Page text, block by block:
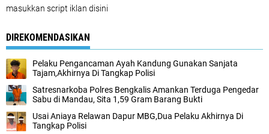
masukkan script iklan disini
DIREKOMENDASIKAN
Pelaku Pengancaman Ayah Kandung Gunakan Sanjata
Tajam,Akhirnya Di Tangkap Polisi
Satresnarkoba Polres Bengkalis Amankan Terduga Pengedar
Sabu di Mandau, Sita 1,59 Gram Barang Bukti
Usai Aniaya Relawan Dapur MBG,Dua Pelaku Akhirnya Di
Tangkap Polisi